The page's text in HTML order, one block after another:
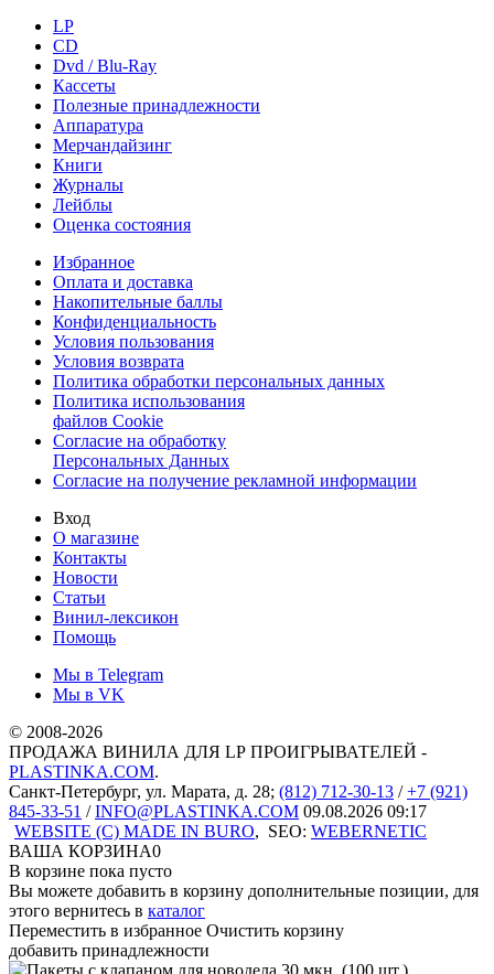
LP
CD
Dvd / Blu-Ray
Кассеты
Полезные принадлежности
Аппаратура
Мерчандайзинг
Книги
Журналы
Лейблы
Оценка состояния
Избранное
Оплата и доставка
Накопительные баллы
Конфиденциальность
Условия пользования
Условия возврата
Политика обработки персональных данных
Политика использования
файлов Cookie
Согласие на обработку
Персональных Данных
Согласие на получение рекламной информации
Вход
О магазине
Контакты
Новости
Статьи
Винил-лексикон
Помощь
Мы в Telegram
Мы в VK
© 2008-2026
ПРОДАЖА ВИНИЛА ДЛЯ LP ПРОИГРЫВАТЕЛЕЙ -
PLASTINKA.COM.
Санкт-Петербург, ул. Марата, д. 28; (812) 712-30-13 /+7 (921)
845-33-51 /INFO@PLASTINKA.COM 09.08.2026 09:17
WEBSITE (C) MADE IN BURO, SEO: WEBERNETIC
ВАША КОРЗИНА0
В корзине пока пусто
Вы можете добавить в корзину дополнительные позиции, для
этого вернитесь в каталог
Переместить в избранное Очистить корзину
добавить принадлежности